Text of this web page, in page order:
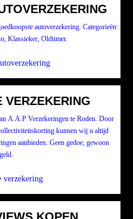
autoverzekering. Categorieën:
Klassieker, Oldtimer.
VERZEKERING
A.A.P Verzekeringen te Roden. Door
kunnen wij u altijd
aanbieden. Geen gedoe, gewoon
verzekering